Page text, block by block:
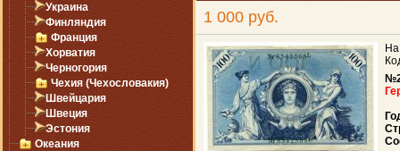
Украина
Финляндия
Франция
Хорватия
Черногория
Чехия (Чехословакия)
Швейцария
Швеция
Эстония
Океания
1 000 руб.